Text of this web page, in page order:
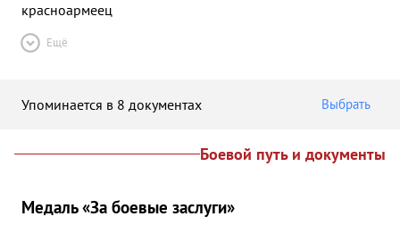
красноармеец
Ещё
Упоминается в 8 документах Выбрать
Боевой путь и документы
Медаль «За боевые заслуги»